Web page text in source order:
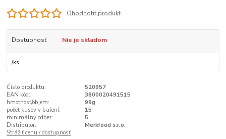
Ohodnotiť produkt
Dostupnosť Nie je skladom
/ks
Číslo produktu:
520957
EAN kód:
3800020491515
hmotnosť/objem:
99g
počet kusov v balení:
15
minimálny odber:
5
Distribútor:
Merkfood s.r.o.
Strážiť cenu / dostupnosť